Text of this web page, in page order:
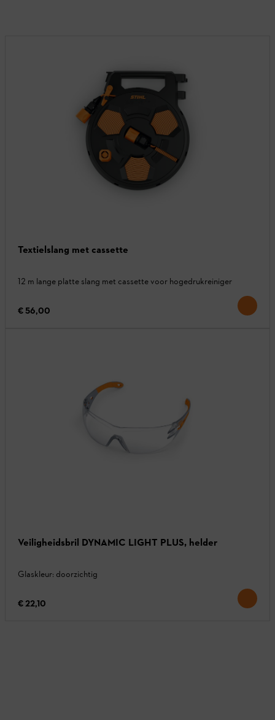
Textielslang met cassette
12 m lange platte slang met cassette voor hogedrukreiniger
€ 56,00
Veiligheidsbril DYNAMIC LIGHT PLUS, helder
Glaskleur: doorzichtig
€ 22,10